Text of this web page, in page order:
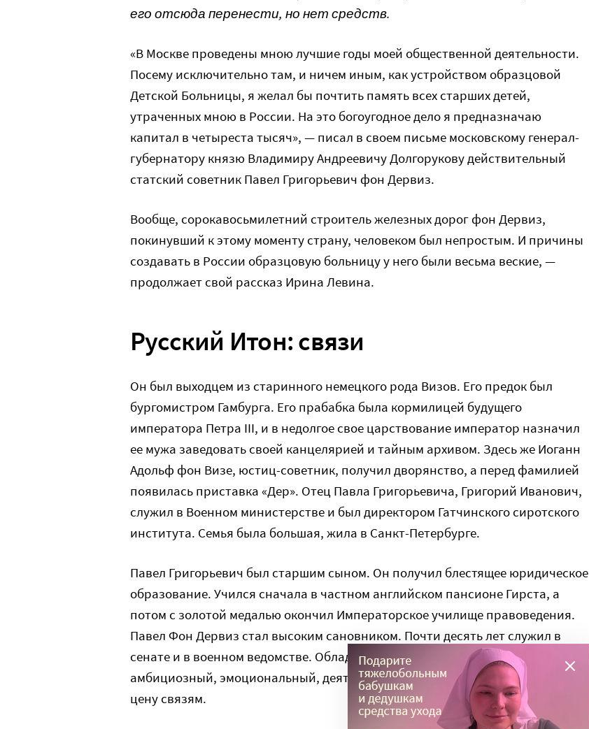
его отсюда перенести, но нет средств.
«В Москве проведены мною лучшие годы моей общественной деятельности.
Посему исключительно там, и ничем иным, как устройством образцовой
Детской Больницы, я желал бы почтить память всех старших детей,
утраченных мною в России. На это богоугодное дело я предназначаю
капитал в четыреста тысяч», — писал в своем письме московскому генерал-
губернатору князю Владимиру Андреевичу Долгорукову действительный
статский советник Павел Григорьевич фон Дервиз.
Вообще, сорокавосьмилетний строитель железных дорог фон Дервиз,
покинувший к этому моменту страну, человеком был непростым. И причины
создавать в России образцовую больницу у него были весьма веские, —
продолжает свой рассказ Ирина Левина.
Русский Итон: связи
Он был выходцем из старинного немецкого рода Визов. Его предок был
бургомистром Гамбурга. Его прабабка была кормилицей будущего
императора Петра III, и в недолгое свое царствование император назначил
ее мужа заведовать своей канцелярией и тайным архивом. Здесь же Иоганн
Адольф фон Визе, юстиц-советник, получил дворянство, а перед фамилией
появилась приставка «Дер». Отец Павла Григорьевича, Григорий Иванович,
служил в Военном министерстве и был директором Гатчинского сиротского
института. Семья была большая, жила в Санкт-Петербурге.
Павел Григорьевич был старшим сыном. Он получил блестящее юридическое
образование. Учился сначала в частном английском пансионе Гирста, а
потом с золотой медалью окончил Императорское училище правоведения.
Павел Фон Дервиз стал высоким сановником. Почти десять лет служил в
сенате и в военном ведомстве. Обладавший незаурядным характером,
амбициозный, эмоциональный, деятельный и очень умный человек, он знал
цену связям.